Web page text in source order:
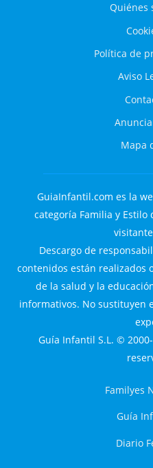
Quiénes
Política de
Aviso
Mapa
GuiaInfantil.com es la
categoría Familia y Estilo
Descargo de
contenidos están realizados
de la salud y la
informativos. No sustituyen
Guía Infantil S.L. ©
Familyes
Guía
Diario